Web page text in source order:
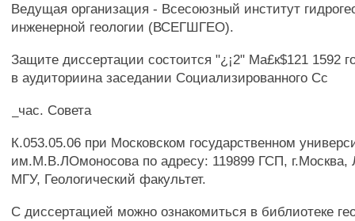
Ведущая организация - Всесоюзный институт
инженерной геологии (ВСЕГШГЕО).
Защите диссертации состоится "¿¡2" Ма£к$121 1592
в аудиториина заседании Социализированного Сс
_час. Совета
К.053.05.06 при Московском государственном
им.М.В.ЛОмоносова по адресу: 119899 ГСП, г.Москва,
МГУ, Геологический факультет.
С диссертацией можно ознакомиться в библиотеке